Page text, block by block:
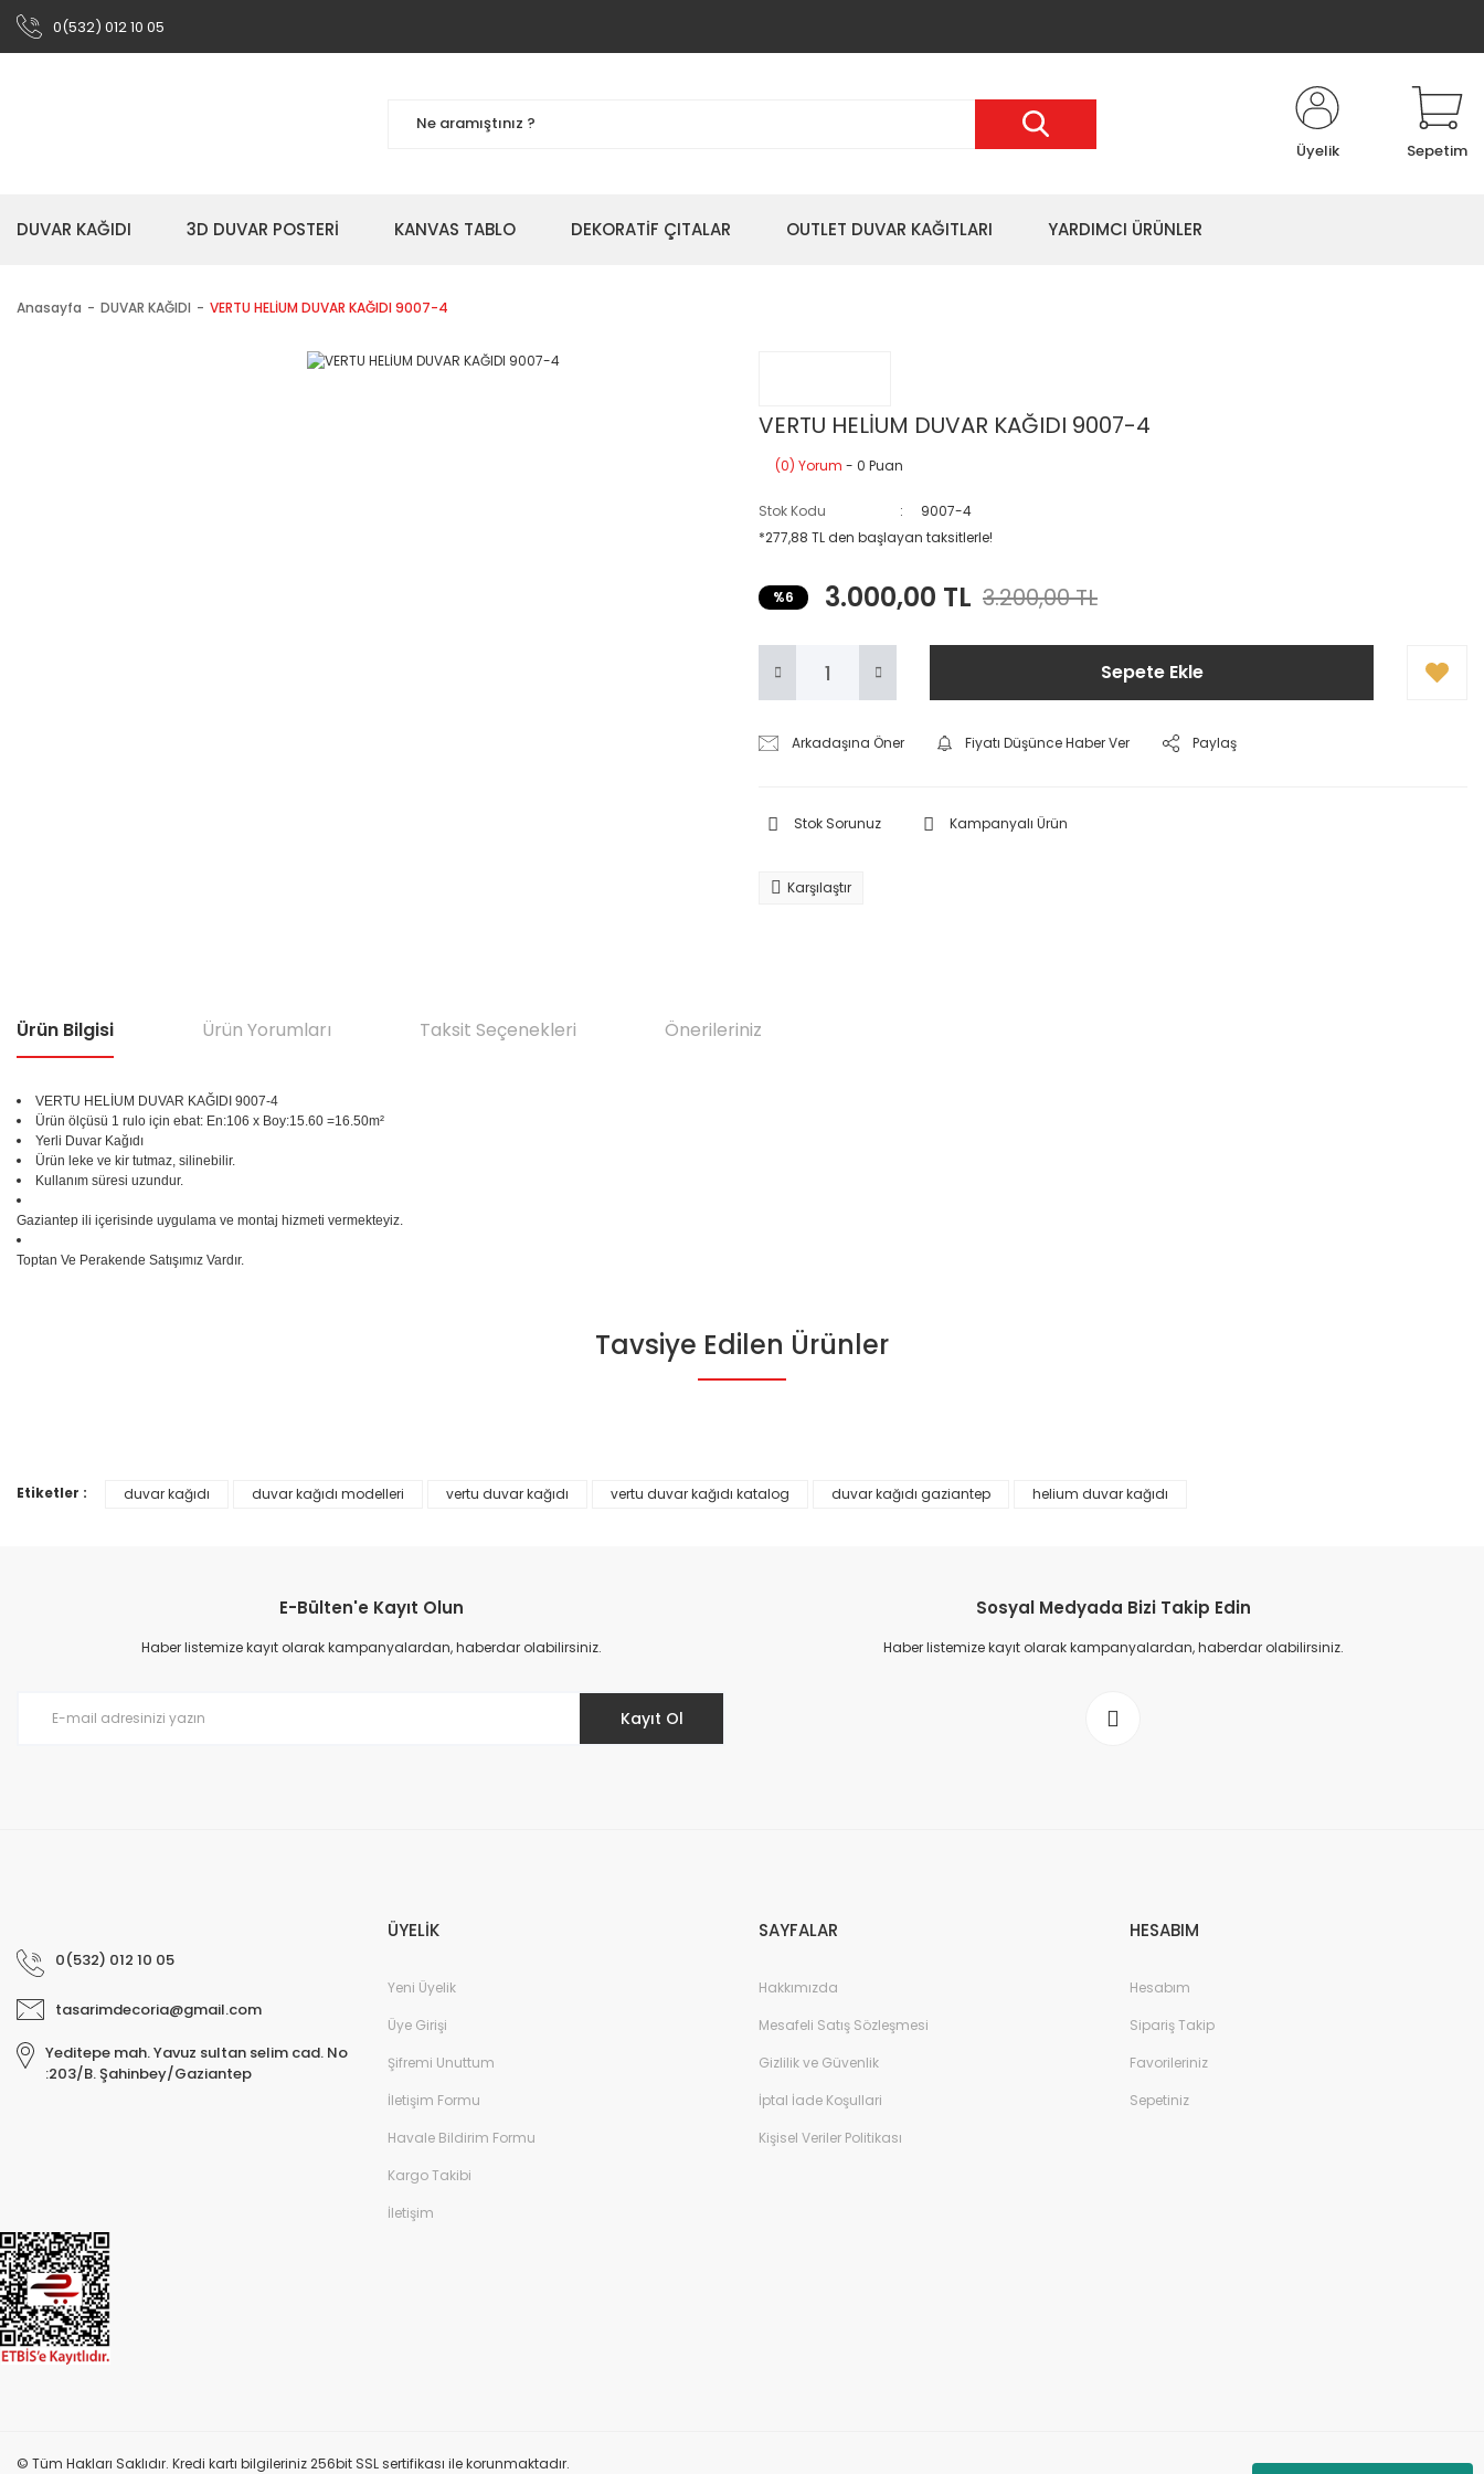
0(532) 012 10 05
Üyelik Sepetim
DUVAR KAĞIDI 3D DUVAR POSTERİ KANVAS TABLO DEKORATİF ÇITALAR OUTLET DUVAR KAĞITLARI YARDIMCI ÜRÜNLER
Anasayfa DUVAR KAĞIDI VERTU HELİUM DUVAR KAĞIDI 9007-4
VERTU HELİUM DUVAR KAĞIDI 9007-4
(0) Yorum - 0 Puan
Stok Kodu
9007-4
*277,88 TL den başlayan taksitlerle!
%6 3.000,00 TL 3.200,00 TL
Sepete Ekle
Arkadaşına Öner Fiyatı Düşünce Haber Ver Paylaş
Stok Sorunuz Kampanyalı Ürün
Karşılaştır
Ürün Bilgisi Ürün Yorumları Taksit Seçenekleri Önerileriniz
VERTU HELİUM DUVAR KAĞIDI 9007-4
Ürün ölçüsü 1 rulo için ebat: En:106 x Boy:15.60 =16.50m²
Yerli Duvar Kağıdı
Ürün leke ve kir tutmaz, silinebilir.
Kullanım süresi uzundur.
Gaziantep ili içerisinde uygulama ve montaj hizmeti vermekteyiz.
Toptan Ve Perakende Satışımız Vardır.
Bu ürüne ilk yorumu siz yapın!
Bu ürünün fiyat bilgisi, resim, ürün açıklamalarında ve diğer konularda yetersiz gördüğünüz noktaları öneri formunu kullanarak tarafımıza iletebilirsiniz.
Ürün bilgilerinde hatalar bulunuyor.
Gönder
Tavsiye Edilen Ürünler
Etiketler : duvar kağıdı duvar kağıdı modelleri vertu duvar kağıdı vertu duvar kağıdı katalog duvar kağıdı gaziantep helium duvar kağıdı
E-Bülten'e Kayıt Olun
Haber listemize kayıt olarak kampanyalardan, haberdar olabilirsiniz.
Kayıt Ol
Sosyal Medyada Bizi Takip Edin
Haber listemize kayıt olarak kampanyalardan, haberdar olabilirsiniz.
0(532) 012 10 05
tasarimdecoria@gmail.com
Yeditepe mah. Yavuz sultan selim cad. No
:203/B. Şahinbey/Gaziantep
ÜYELİK
Yeni Üyelik
Üye Girişi
Şifremi Unuttum
İletişim Formu
Havale Bildirim Formu
Kargo Takibi
İletişim
SAYFALAR
Hakkımızda
Mesafeli Satış Sözleşmesi
Gizlilik ve Güvenlik
İptal İade Koşullari
Kişisel Veriler Politikası
HESABIM
Hesabım
Sipariş Takip
Favorileriniz
Sepetiniz
© Tüm Hakları Saklıdır. Kredi kartı bilgileriniz 256bit SSL sertifikası ile korunmaktadır.